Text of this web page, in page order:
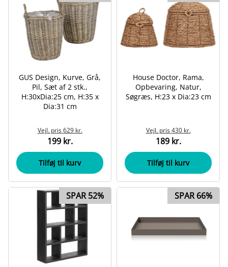
GUS Design, Kurve, Grå,
Pil, Sæt af 2 stk.,
H:30xDia:25 cm, H:35 x
Dia:31 cm
Vejl. pris629 kr.
199 kr.
Tilføj til kurv
House Doctor, Rama,
Opbevaring, Natur,
Søgræs, H:23 x Dia:23 cm
Vejl. pris430 kr.
189 kr.
Tilføj til kurv
SPAR 52% SPAR 66%